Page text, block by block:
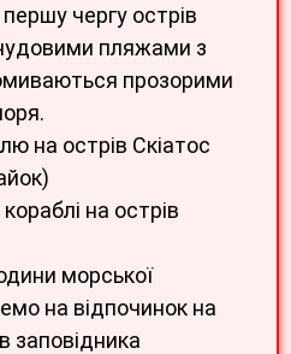
чергу острів
пляжами з
прозорими
на острів Скіатос
на острів
морської
на відпочинок на
заповідника